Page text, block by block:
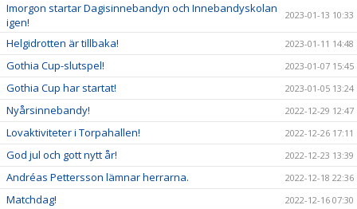
Imorgon startar Dagisinnebandyn och Innebandyskolan
igen!
2023-01-13 10:33
Helgidrotten är tillbaka! 2023-01-11 14:48
Gothia Cup-slutspel! 2023-01-07 15:45
Gothia Cup har startat! 2023-01-05 13:24
Nyårsinnebandy! 2022-12-29 12:47
Lovaktiviteter i Torpahallen! 2022-12-26 17:11
God jul och gott nytt år! 2022-12-23 13:39
Andréas Pettersson lämnar herrarna. 2022-12-18 22:36
Matchdag! 2022-12-16 07:30